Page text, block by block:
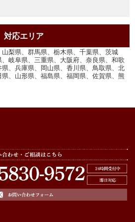
対応エリア
梨県、群馬県、栃木県、千葉県、茨城
岐阜県、三重県、大阪府、奈良県、和歌
、兵庫県、岡山県、香川県、鳥取県、北
、山形県、福島県、福岡県、佐賀県、熊